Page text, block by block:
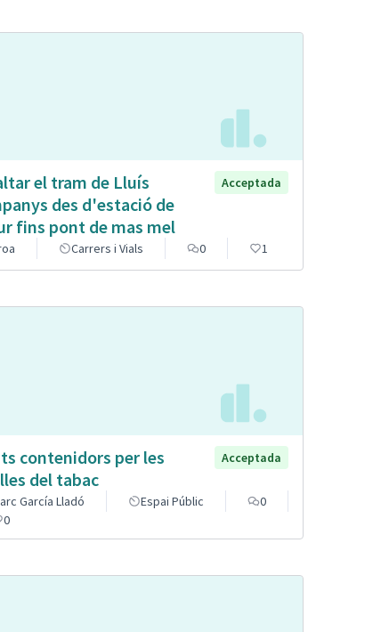
el tram de Lluís
des d'estació de
fins pont de mas mel
Acceptada
Carrers i Vials 0 1
contenidors per les
del tabac
Acceptada
García Lladó Espai Públic
0
0